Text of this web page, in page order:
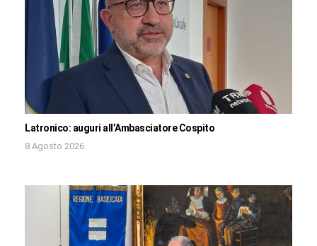
Latronico: auguri all’Ambasciatore Cospito
8 Agosto 2026